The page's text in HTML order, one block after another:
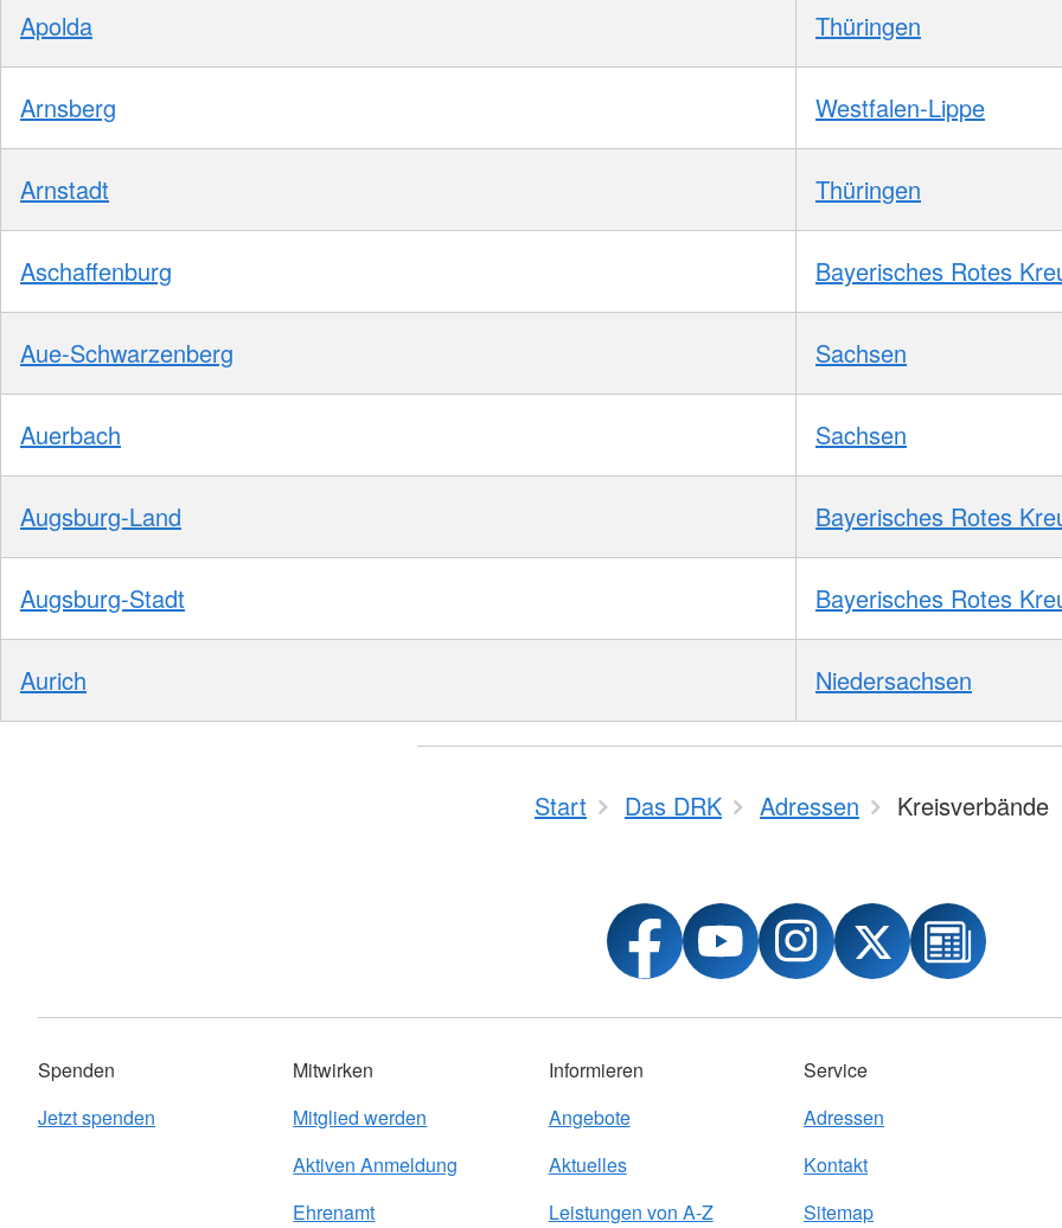
Apolda Thüringen
Arnsberg Westfalen-Lippe
Arnstadt Thüringen
Aschaffenburg Bayerisches Rotes
Aue-Schwarzenberg Sachsen
Auerbach Sachsen
Augsburg-Land Bayerisches Rotes
Augsburg-Stadt Bayerisches Rotes
Aurich Niedersachsen
Start Das DRK Adressen Kreisverbände
Spenden
Jetzt spenden
Mitwirken
Mitglied werden
Aktiven Anmeldung
Ehrenamt
Informieren
Angebote
Aktuelles
Leistungen von A-Z
Service
Adressen
Kontakt
Sitemap